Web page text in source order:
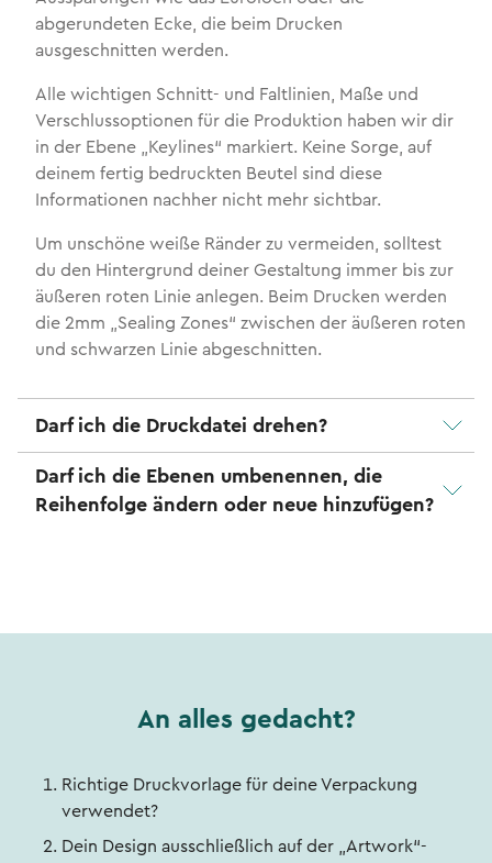
abgerundeten Ecke, die beim Drucken
ausgeschnitten werden.
Alle wichtigen Schnitt- und Faltlinien, Maße und
Verschlussoptionen für die Produktion haben wir dir
in der Ebene „Keylines“ markiert. Keine Sorge, auf
deinem fertig bedruckten Beutel sind diese
Informationen nachher nicht mehr sichtbar.
Um unschöne weiße Ränder zu vermeiden, solltest
du den Hintergrund deiner Gestaltung immer bis zur
äußeren roten Linie anlegen. Beim Drucken werden
die 2mm „Sealing Zones“ zwischen der äußeren roten
und schwarzen Linie abgeschnitten.
Darf ich die Druckdatei drehen?
Darf ich die Ebenen umbenennen, die
Reihenfolge ändern oder neue hinzufügen?
An alles gedacht?
Richtige Druckvorlage für deine Verpackung
verwendet?
Dein Design ausschließlich auf der „Artwork“-